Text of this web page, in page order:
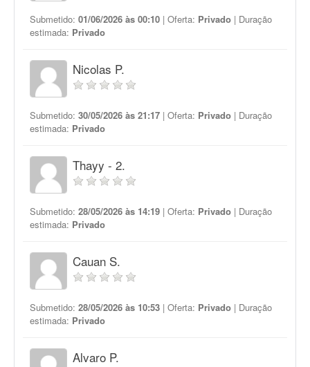
Submetido: 01/06/2026 às 00:10 | Oferta: Privado | Duração
estimada: Privado
Nicolas P.
Submetido: 30/05/2026 às 21:17 | Oferta: Privado | Duração
estimada: Privado
Thayy - 2.
Submetido: 28/05/2026 às 14:19 | Oferta: Privado | Duração
estimada: Privado
Cauan S.
Submetido: 28/05/2026 às 10:53 | Oferta: Privado | Duração
estimada: Privado
Alvaro P.